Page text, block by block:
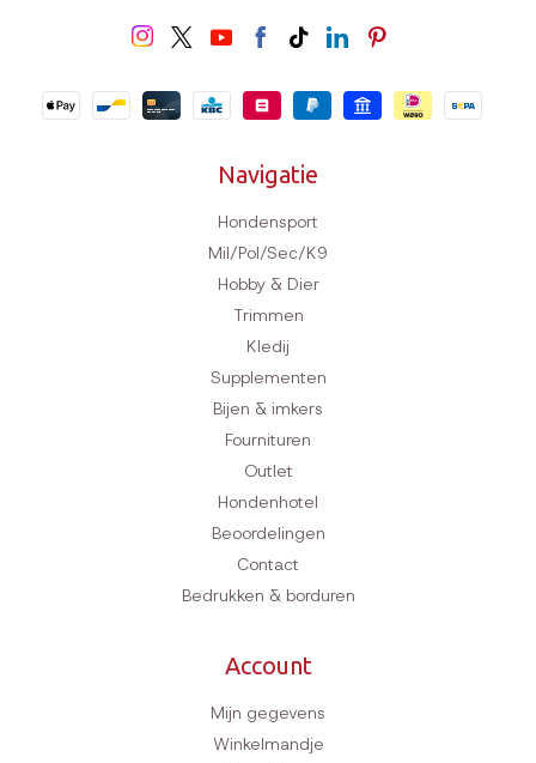
Navigatie
Hondensport
Mil/Pol/Sec/K9
Hobby & Dier
Trimmen
Kledij
Supplementen
Bijen & imkers
Fournituren
Outlet
Hondenhotel
Beoordelingen
Contact
Bedrukken & borduren
Account
Mijn gegevens
Winkelmandje